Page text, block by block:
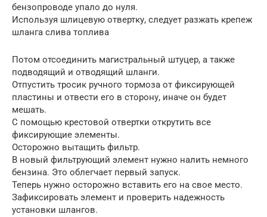
бензопроводе упало до нуля.
Используя шлицевую отвертку, следует разжать крепеж
шланга слива топлива
Потом отсоединить магистральный штуцер, а также
подводящий и отводящий шланги.
Отпустить тросик ручного тормоза от фиксирующей
пластины и отвести его в сторону, иначе он будет
мешать.
С помощью крестовой отвертки открутить все
фиксирующие элементы.
Осторожно вытащить фильтр.
В новый фильтрующий элемент нужно налить немного
бензина. Это облегчает первый запуск.
Теперь нужно осторожно вставить его на свое место.
Зафиксировать элемент и проверить надежность
установки шлангов.